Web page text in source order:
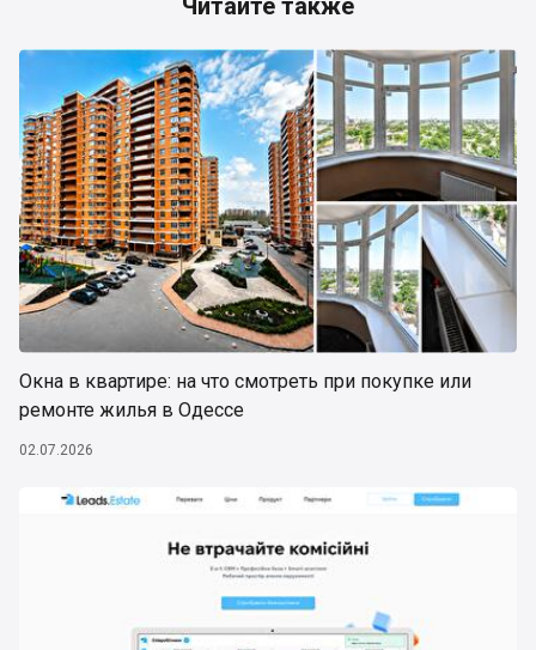
Читайте также
Окна в квартире: на что смотреть при покупке или
ремонте жилья в Одессе
02.07.2026